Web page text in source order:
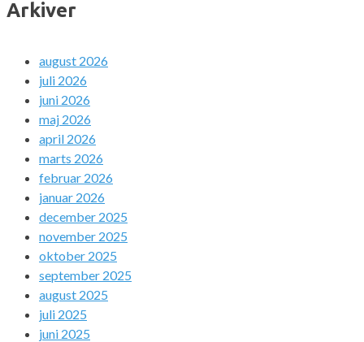
Arkiver
august 2026
juli 2026
juni 2026
maj 2026
april 2026
marts 2026
februar 2026
januar 2026
december 2025
november 2025
oktober 2025
september 2025
august 2025
juli 2025
juni 2025